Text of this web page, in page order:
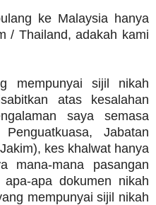
ke Malaysia hanya
/ Thailand, adakah kami
mempunyai sijil nikah
atas kesalahan
saya semasa
Jabatan
kes khalwat hanya
mana-mana pasangan
apa dokumen nikah
mempunyai sijil nikah